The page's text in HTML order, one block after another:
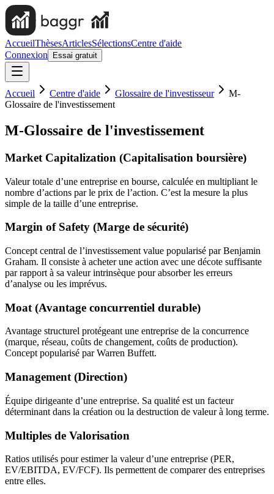
AccueilThèsesArticlesSélectionsCentre d'aide
Connexion
Essai gratuit
Accueil Centre d'aide Glossaire de l'investisseur
M-
Glossaire de l'investissement
M-Glossaire de l'investissement
Market Capitalization (Capitalisation boursière)
Valeur totale d’une entreprise en bourse, calculée en multipliant le
nombre d’actions par le prix de l’action. C’est la mesure la plus
simple de la taille d’une entreprise.
Margin of Safety (Marge de sécurité)
Concept central de l’investissement value popularisé par Benjamin
Graham. Il consiste à acheter une action avec une décote suffisante
par rapport à sa valeur intrinsèque pour absorber les erreurs
d’analyse ou les imprévus.
Moat (Avantage concurrentiel durable)
Avantage structurel protégeant une entreprise de la concurrence
(marque, réseau, coûts de changement, coûts de production).
Concept popularisé par Warren Buffett.
Management (Direction)
Équipe dirigeante d’une entreprise. Sa qualité est un facteur
déterminant dans la création ou la destruction de valeur à long terme.
Multiples de Valorisation
Ratios utilisés pour estimer la valeur d’une entreprise (PER,
EV/EBITDA, EV/FCF). Ils permettent de comparer des entreprises
entre elles.